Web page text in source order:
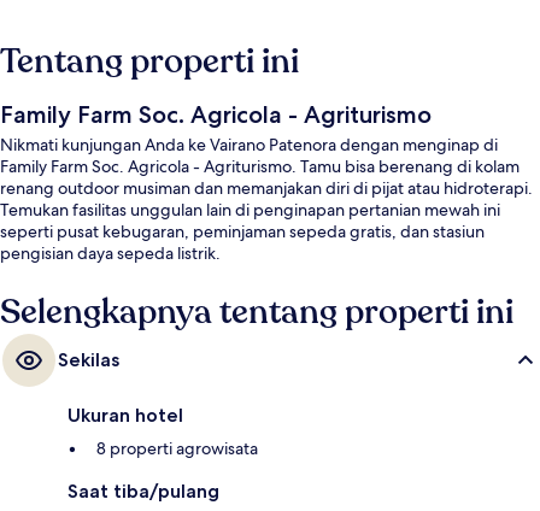
Tentang properti ini
Family Farm Soc. Agricola - Agriturismo
Nikmati kunjungan Anda ke Vairano Patenora dengan menginap di
Family Farm Soc. Agricola - Agriturismo. Tamu bisa berenang di kolam
renang outdoor musiman dan memanjakan diri di pijat atau hidroterapi.
Temukan fasilitas unggulan lain di penginapan pertanian mewah ini
seperti pusat kebugaran, peminjaman sepeda gratis, dan stasiun
pengisian daya sepeda listrik.
Selengkapnya tentang properti ini
Sekilas
Ukuran hotel
8 properti agrowisata
Saat tiba/pulang